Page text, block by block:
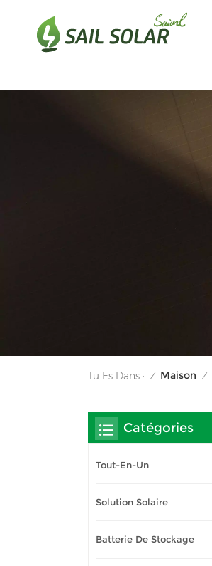
Tu Es Dans : / Maison /
Catégories
Tout-En-Un
Solution Solaire
Batterie De Stockage